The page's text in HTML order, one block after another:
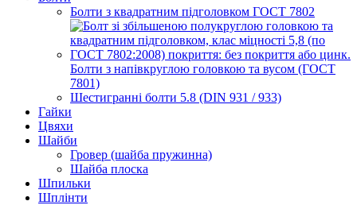
Болти з квадратним підголовком ГОСТ 7802
Болти з напівкруглою головкою та вусом (ГОСТ
7801)
Шестигранні болти 5.8 (DIN 931 / 933)
Гайки
Цвяхи
Шайби
Гровер (шайба пружинна)
Шайба плоска
Шпильки
Шплінти